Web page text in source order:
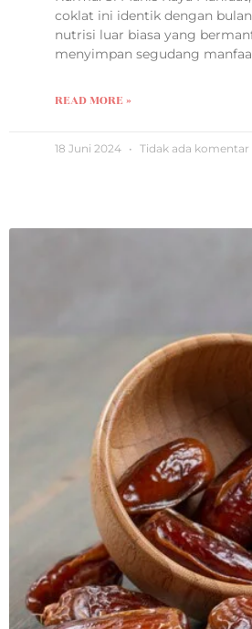
coklat ini identik dengan
nutrisi luar biasa yang
menyimpan segudang
READ MORE »
18 Juni 2024 Tidak ada komentar